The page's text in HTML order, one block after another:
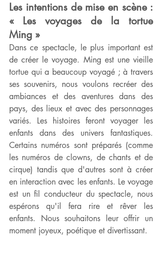
Les intentions de mise en scène :
« Les voyages de la tortue
Ming »
Dans ce spectacle, le plus important est
de créer le voyage. Ming est une vieille
tortue qui a beaucoup voyagé ; à travers
ses souvenirs, nous voulons recréer des
ambiances et des aventures dans des
pays, des lieux et avec des personnages
variés. Les histoires feront voyager les
enfants dans des univers fantastiques.
Certains numéros sont préparés (comme
les numéros de clowns, de chants et de
cirque) tandis que d'autres sont à créer
en interaction avec les enfants. Le voyage
est un fil conducteur du spectacle, nous
espérons qu'il fera rire et rêver les
enfants. Nous souhaitons leur offrir un
moment joyeux, poétique et divertissant.